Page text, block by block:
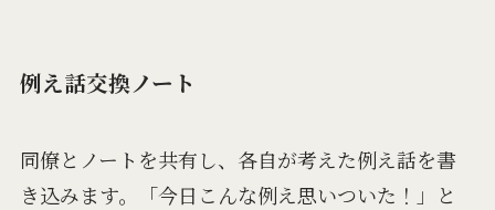
例え話交換ノート
同僚とノートを共有し、各自が考えた例え話を書
き込みます。「今日こんな例え思いついた！」と